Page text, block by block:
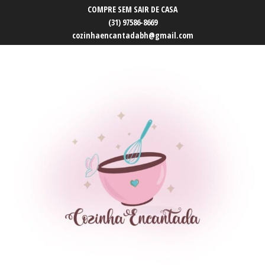
COMPRE SEM SAIR DE CASA
(31) 97586-8669
cozinhaencantadabh@gmail.com